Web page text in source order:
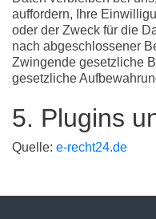
auffordern, Ihre
oder der Zweck für die
nach abgeschlossener
Zwingende gesetzliche
gesetzliche
5. Plugins
Quelle: e-recht24.de